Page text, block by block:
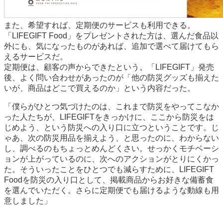
また、希望すれば、定期便のサービスも利用できる。
「LIFEGIFT Food」をプレゼントされた方は、選んだ食品以
外にも、気になったものがあれば、追加で選べて届けてもら
えるサービスだ。
定期便は、顧客の声からできたという。「LIFEGIFT」発売
後、よく問い合わせがあったのが「他の防災グッズも揃えた
いが、商品はどこで買えるのか」という内容だった。
「僕らがひとつ気づけたのは、これまで防災をやってこなか
った人たちが、LIFEGIFTをきっかけに、ここから防災をは
じめよう、という防災への入り口に立つということです。じ
ゃあ、次の防災用品を揃えよう、と思ったのに、わからない
し、調べるのもちょっとめんどくさい。せっかくモチベーシ
ョンが上がっているのに、次へのアクションがとりにくかっ
た。そういったことをひとつでも減らすために、LIFEGIFT
Foodを防災の入り口として、掲載商品からお好きな備蓄食
を選んでいただく。さらに定期便でも届けるような動線も用
意しました」